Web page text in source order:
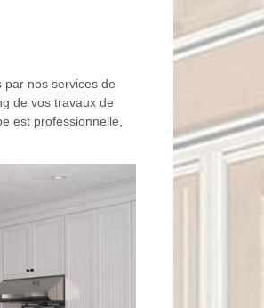
par nos services de
de vos travaux de
est professionnelle,